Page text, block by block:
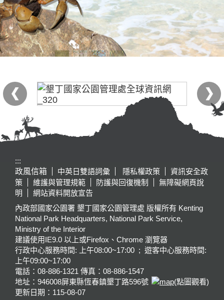
:::
政風信箱
中英日雙語詞彙 隱私權政策
資訊安全政
策
維護與管理規範 防護與回復機制
無障礙網頁說
明
網站資料開放宣告
內政部國家公園署 墾丁國家公園管理處 版權所有 Kenting
National Park Headquarters, National Park Service,
Ministry of the Interior
建議使用IE9.0 以上或Firefox、Chrome 瀏覽器
行政中心服務時間: 上午08:00~17:00 ; 遊客中心服務時間:
上午09:00~17:00
電話：08-886-1321 傳真：08-886-1547
地址：946008屏東縣恆春鎮墾丁路596號
(點圖觀看)
更新日期： 115-08-07